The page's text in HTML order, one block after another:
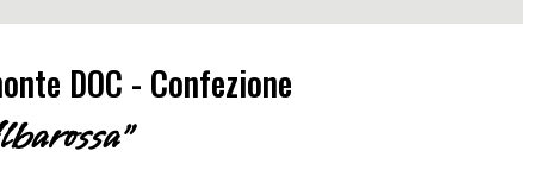
DOC - Confezione